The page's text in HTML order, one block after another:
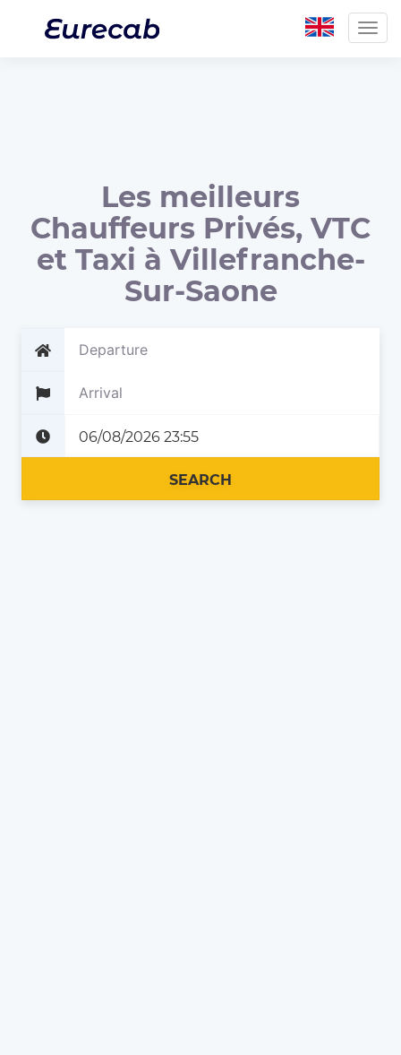
Les meilleurs
Chauffeurs Privés, VTC
et Taxi à Villefranche-
Sur-Saone
SEARCH